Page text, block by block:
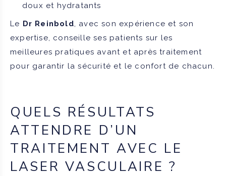
doux et hydratants
Le Dr Reinbold, avec son expérience et son
expertise, conseille ses patients sur les
meilleures pratiques avant et après traitement
pour garantir la sécurité et le confort de chacun.
QUELS RÉSULTATS
ATTENDRE D’UN
TRAITEMENT AVEC LE
LASER VASCULAIRE ?